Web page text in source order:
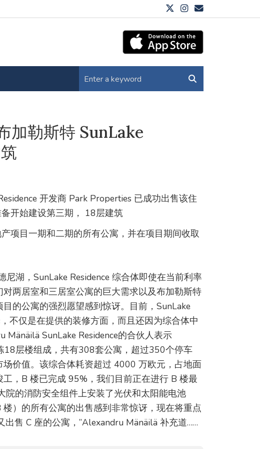
加勒斯特 SunLake
开发商 Park Properties 已成功出售该住
开始建设第三期， 18层建筑
项目一期和二期的所有公寓，并在项目期间收取
湖，SunLake Residence 综合体即使在当前利率
两居室和三居室公寓的巨大需求以及布加勒斯特
的公寓的强烈愿望感到惊讶。目前，SunLake
不仅是在提供的装修方面，而且还因为综合体中
Mänäilä SunLake Residence的合伙人表示
18层楼组成，共有308套公寓，超过350个停车
价值。该综合体耗资超过 4000 万欧元，占地面
，B 楼已完成 95%，我们目前正在进行 B 楼最
院的消防安全组件上安装了光伏和太阳能电池
）的所有公寓的出售感到非常惊讶，现在将重点
售 C 座的公寓，”Alexandru Mänäilä 补充道……